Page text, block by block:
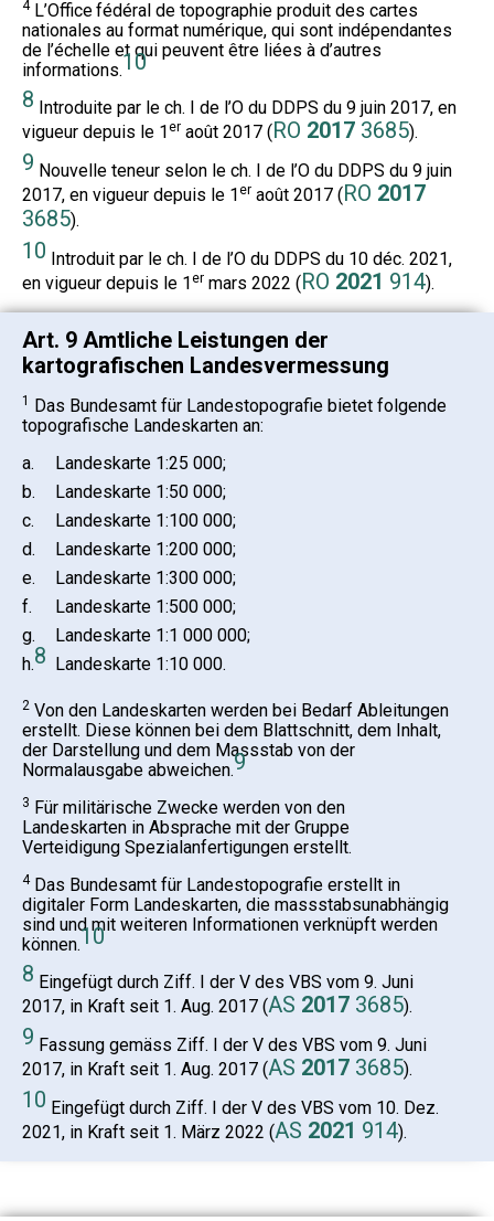
4L’Officefédéral de topographie produit des cartes
nationales au format numérique, qui sont indépendantes
de l’échelle et qui peuvent être liées à d’autres
informations.10
8 Introduite par le ch. I de l’O du DDPS du 9 juin 2017, en
vigueur depuis le 1er août 2017 (RO 2017 3685).
9 Nouvelle teneur selon le ch. I de l’O du DDPS du 9 juin
2017, en vigueur depuis le 1er août 2017 (RO 2017
3685).
10 Introduit par le ch. I de l’O du DDPS du 10 déc. 2021,
en vigueur depuis le 1er mars 2022 (RO 2021 914).
Art. 9 Amtliche Leistungen der
kartografischen Landesvermessung
1 Das Bundesamt für Landestopografie bietet folgende
topografische Landeskarten an:
a.
Landeskarte 1:25 000;
b.
Landeskarte 1:50 000;
c.
Landeskarte 1:100 000;
d.
Landeskarte 1:200 000;
e.
Landeskarte 1:300 000;
f.
Landeskarte 1:500 000;
g.
Landeskarte 1:1 000 000;
h.8 Landeskarte 1:10 000.
2 Von den Landeskarten werden bei Bedarf Ableitungen
erstellt. Diese können bei dem Blattschnitt, dem Inhalt,
der Darstellung und dem Massstab von der
Normalausgabe abweichen.9
3 Für militärische Zwecke werden von den
Landeskarten in Absprache mit der Gruppe
Verteidigung Spezialanfertigungen erstellt.
4Das Bundesamt für Landestopografie erstellt in
digitaler Form Landeskarten, die massstabsunabhängig
sind und mit weiteren Informationen verknüpft werden
können.10
8 Eingefügt durch Ziff. I der V des VBS vom 9. Juni
2017, in Kraft seit 1. Aug. 2017 (AS 2017 3685).
9 Fassung gemäss Ziff. I der V des VBS vom 9. Juni
2017, in Kraft seit 1. Aug. 2017 (AS 2017 3685).
10 Eingefügt durch Ziff. I der V des VBS vom 10. Dez.
2021, in Kraft seit 1. März 2022 (AS 2021 914).